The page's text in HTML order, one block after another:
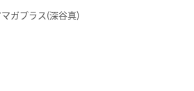
マガプラス(深谷真)